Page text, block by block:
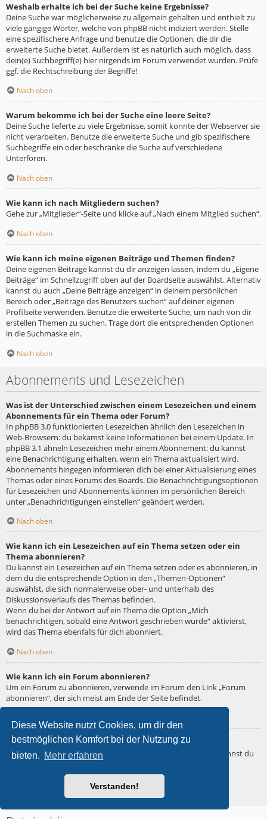
Diese Website nutzt Cookies, um dir den
bestmöglichen Komfort bei der Nutzung zu
bieten. Mehr erfahren
Verstanden!
Weshalb erhalte ich bei der Suche keine Ergebnisse?
Deine Suche war möglicherweise zu allgemein gehalten und enthielt zu
viele gängige Wörter, welche von phpBB nicht indiziert werden. Stelle
eine spezifischere Anfrage und benutze die Optionen, die dir die
erweiterte Suche bietet. Außerdem ist es natürlich auch möglich, dass
dein(e) Suchbegriff(e) hier nirgends im Forum verwendet wurden. Prüfe
ggf. die Rechtschreibung der Begriffe!
Nach oben
Warum bekomme ich bei der Suche eine leere Seite?
Deine Suche lieferte zu viele Ergebnisse, somit konnte der Webserver sie
nicht verarbeiten. Benutze die erweiterte Suche und gib spezifischere
Suchbegriffe ein oder beschränke die Suche auf verschiedene
Unterforen.
Nach oben
Wie kann ich nach Mitgliedern suchen?
Gehe zur „Mitglieder“-Seite und klicke auf „Nach einem Mitglied suchen“.
Nach oben
Wie kann ich meine eigenen Beiträge und Themen finden?
Deine eigenen Beiträge kannst du dir anzeigen lassen, indem du „Eigene
Beiträge“ im Schnellzugriff oben auf der Boardseite auswählst. Alternativ
kannst du auch „Deine Beiträge anzeigen“ in deinem persönlichen
Bereich oder „Beiträge des Benutzers suchen“ auf deiner eigenen
Profilseite verwenden. Benutze die erweiterte Suche, um nach von dir
erstellen Themen zu suchen. Trage dort die entsprechenden Optionen
in die Suchmaske ein.
Nach oben
Abonnements und Lesezeichen
Was ist der Unterschied zwischen einem Lesezeichen und einem
Abonnements für ein Thema oder Forum?
In phpBB 3.0 funktionierten Lesezeichen ähnlich den Lesezeichen in
Web-Browsern: du bekamst keine Informationen bei einem Update. In
phpBB 3.1 ähneln Lesezeichen mehr einem Abonnement: du kannst
eine Benachrichtigung erhalten, wenn ein Thema aktualisiert wird.
Abonnements hingegen informieren dich bei einer Aktualisierung eines
Themas oder eines Forums des Boards. Die Benachrichtigungsoptionen
für Lesezeichen und Abonnements können im persönlichen Bereich
unter „Benachrichtigungen einstellen“ geändert werden.
Nach oben
Wie kann ich ein Lesezeichen auf ein Thema setzen oder ein
Thema abonnieren?
Du kannst ein Lesezeichen auf ein Thema setzen oder es abonnieren, in
dem du die entsprechende Option in den „Themen-Optionen“
auswählst, die sich normalerweise ober- und unterhalb des
Diskussionsverlaufs des Themas befinden.
Wenn du bei der Antwort auf ein Thema die Option „Mich
benachrichtigen, sobald eine Antwort geschrieben wurde“ aktivierst,
wird das Thema ebenfalls für dich abonniert.
Nach oben
Wie kann ich ein Forum abonnieren?
Um ein Forum zu abonnieren, verwende im Forum den Link „Forum
abonnieren“, der sich meist am Ende der Seite befindet.
Wie deaktiviere ich meine Abonnements?
Wenn du mehrere Abonnements deaktivieren möchtest, so kannst du
verwalten“ machen.